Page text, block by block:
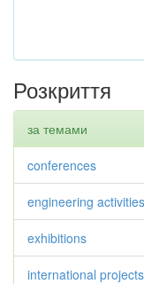
Розкриття
за темами
conferences
engineering activities
exhibitions
international projects